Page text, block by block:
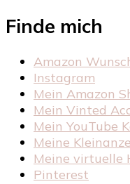
Finde mich
Amazon
Instagram
Mein Amazon
Mein Vinted
Mein YouTube
Meine
Meine virtuelle
Pinterest